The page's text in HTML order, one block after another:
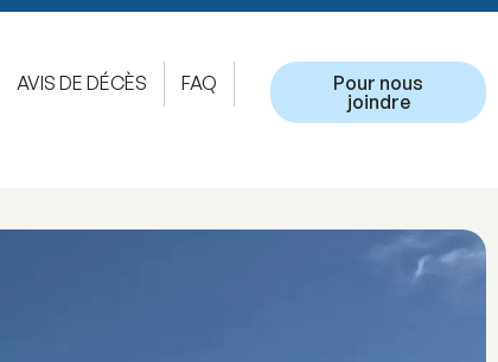
AVIS DE DÉCÈS
FAQ
Pour nous
joindre